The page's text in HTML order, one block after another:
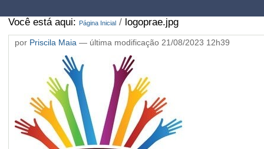
Você está aqui: Página Inicial / logoprae.jpg
por Priscila Maia— última modificação21/08/2023 12h39